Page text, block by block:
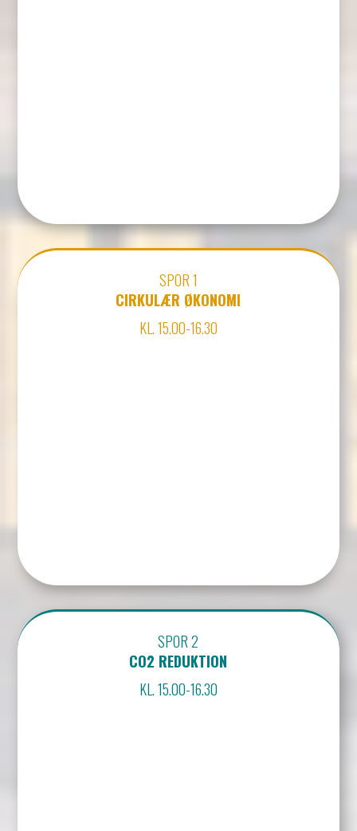
SPOR 1
CIRKULÆR ØKONOMI
KL. 15.00-16.30
SPOR 2
CO2 REDUKTION
KL. 15.00-16.30